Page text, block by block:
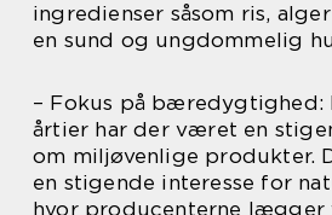
ingredienser såsom ris,
en sund og ungdommelig
– Fokus på bæredygtighed:
årtier har der været en
om miljøvenlige produkter.
en stigende interesse for
hvor producenterne